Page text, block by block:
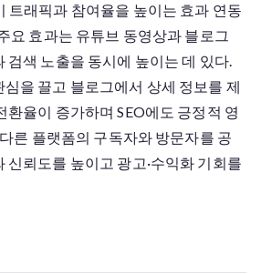
트래픽과 참여율을 높이는 효과 연동
요 효과는 유튜브 동영상과 블로그
검색 노출을 동시에 높이는 데 있다.
을 끌고 블로그에서 상세 정보를 제
환율이 증가하며 SEO에도 긍정적 영
른 플랫폼의 구독자와 방문자를 공
신뢰도를 높이고 광고·수익화 기회를